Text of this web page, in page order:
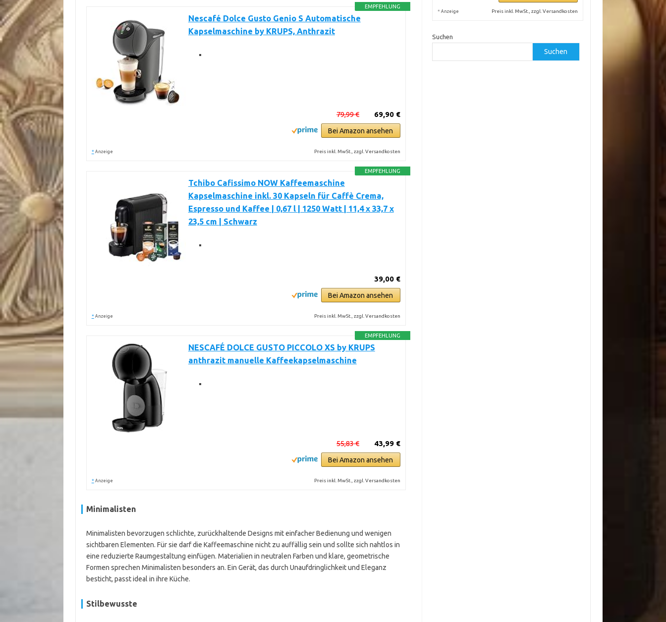
EMPFEHLUNG
Nescafé Dolce Gusto Genio S Automatische
Kapselmaschine by KRUPS, Anthrazit
69,90 €
79,99 €
Bei Amazon ansehen
* Anzeige Preis inkl. MwSt., zzgl. Versandkosten
EMPFEHLUNG
Tchibo Cafissimo NOW Kaffeemaschine
Kapselmaschine inkl. 30 Kapseln für Caffè Crema,
Espresso und Kaffee | 0,67 l | 1250 Watt | 11,4 x 33,7 x
23,5 cm | Schwarz
39,00 €
Bei Amazon ansehen
* Anzeige Preis inkl. MwSt., zzgl. Versandkosten
EMPFEHLUNG
NESCAFÉ DOLCE GUSTO PICCOLO XS by KRUPS
anthrazit manuelle Kaffeekapselmaschine
43,99 €
55,83 €
Bei Amazon ansehen
* Anzeige Preis inkl. MwSt., zzgl. Versandkosten
Minimalisten
Minimalisten bevorzugen schlichte, zurückhaltende Designs mit einfacher Bedienung und wenigen
sichtbaren Elementen. Für sie darf die Kaffeemaschine nicht zu auffällig sein und sollte sich nahtlos in
eine reduzierte Raumgestaltung einfügen. Materialien in neutralen Farben und klare, geometrische
Formen sprechen Minimalisten besonders an. Ein Gerät, das durch Unaufdringlichkeit und Eleganz
besticht, passt ideal in ihre Küche.
Stilbewusste
* Anzeige Preis inkl. MwSt., zzgl. Versandkosten
Suchen
Suchen